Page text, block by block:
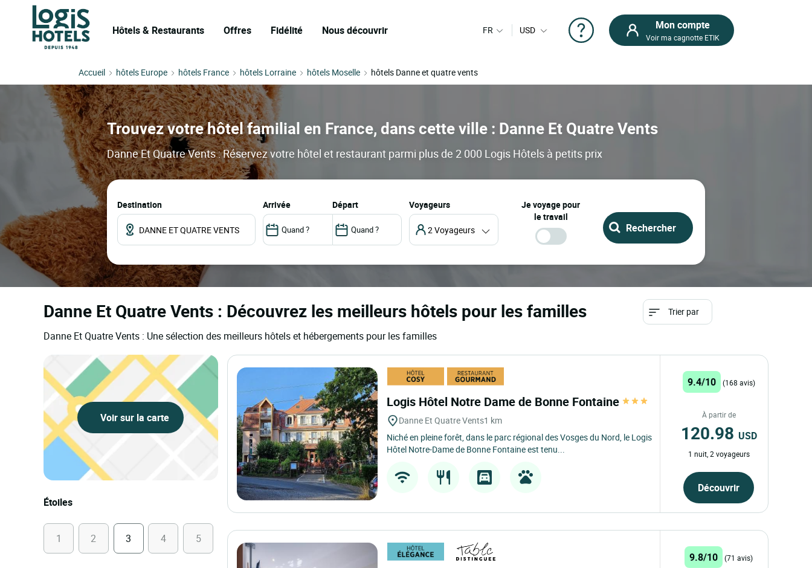
Hôtels & Restaurants Offres Fidélité Nous découvrir FR USD Mon compte
Voir ma cagnotte ETIK
Accueil hôtels Europe hôtels France hôtels Lorraine hôtels Moselle hôtels Danne et quatre vents
Trouvez votre hôtel familial en France, dans cette ville : Danne Et Quatre Vents
Danne Et Quatre Vents : Réservez votre hôtel et restaurant parmi plus de 2 000 Logis Hôtels à petits prix
Destination arrivée départ Voyageurs
2 Voyageurs
Je voyage pour
le travail
Danne Et Quatre Vents : Découvrez les meilleurs hôtels pour les familles
Danne Et Quatre Vents : Une sélection des meilleurs hôtels et hébergements pour les familles
Trier par
Voir sur la carte
Étoiles
1 2 3 4 5
Logis Hôtel Notre Dame de Bonne Fontaine
Danne Et Quatre Vents1 km
Niché en pleine forêt, dans le parc régional des Vosges du Nord, le Logis
Hôtel Notre-Dame de Bonne Fontaine est tenu...
9.4/10 (168 avis)
À partir de
120.98 USD
1 nuit, 2 voyageurs
Découvrir
9.8/10 (71 avis)